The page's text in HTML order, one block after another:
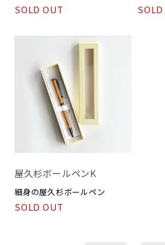
SOLD OUT
屋久杉ボールペンK
細身の屋久杉ボールペン
SOLD OUT